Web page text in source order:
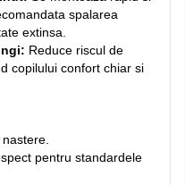
spalarea
extinsa.
Reduce riscul de
copilului confort chiar si
pentru standardele